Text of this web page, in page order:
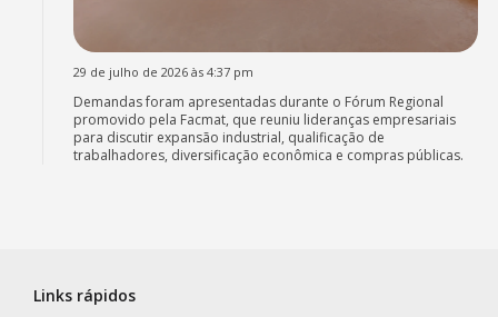
29 de julho de 2026 às 4:37 pm
Demandas foram apresentadas durante o Fórum Regional
promovido pela Facmat, que reuniu lideranças empresariais
para discutir expansão industrial, qualificação de
trabalhadores, diversificação econômica e compras públicas.
Links rápidos